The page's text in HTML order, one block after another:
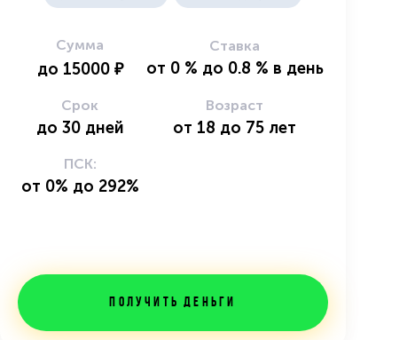
Сумма
до 15000 ₽
Ставка
от 0 % до 0.8 % в день
Срок
до 30 дней
Возраст
от 18 до 75 лет
ПСК:
от 0% до 292%
Получить деньги